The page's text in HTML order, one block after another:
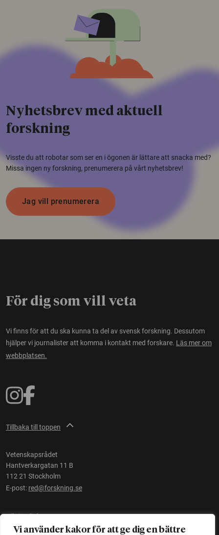
Vi använder kakor för att ge dig en bättre
Nyhetsbrev med aktuell
forskning
Visste du att robotar som ser en i ögonen är lättare att snacka med?
Missa ingen ny forskning, prenumerera på vårt nyhetsbrev!
Jag vill prenumerera
För dig som vill veta
Vi finns för att du ska kunna ta del av svensk forskning. Dessutom
hjälper vi journalister att komma i kontakt med forskare. Läs mer om
webbplatsen.
Tillbaka till toppen
Vetenskapsrådet
Hantverkargatan 11 B
112 21 Stockholm
E-post: red@forskning.se
Tillgänglighet